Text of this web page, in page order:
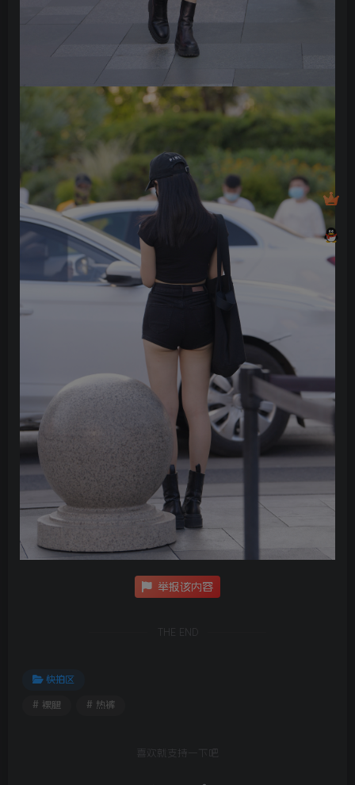
举报该内容
快拍区
# 裸腿 # 热裤
喜欢就支持一下吧